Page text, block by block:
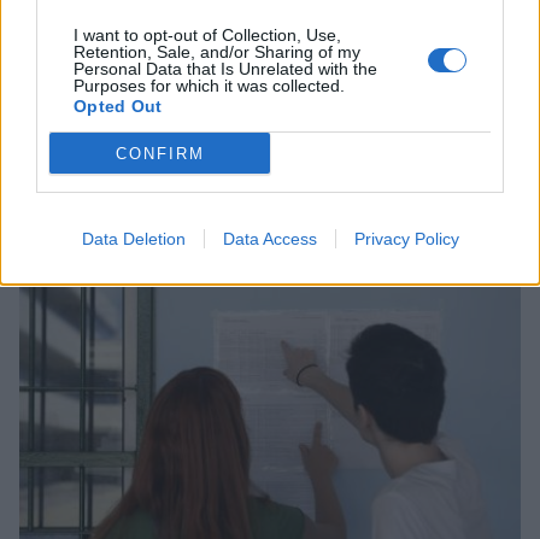
I want to opt-out of Collection, Use,
Retention, Sale, and/or Sharing of my
Personal Data that Is Unrelated with the
Purposes for which it was collected.
Opted Out
CONFIRM
Data Deletion Data Access Privacy Policy
Βάσεις 2026: Οι σχολές με τα υψηλότερα και
τα χαμηλότερα μόρια
23/07/2026 20:16